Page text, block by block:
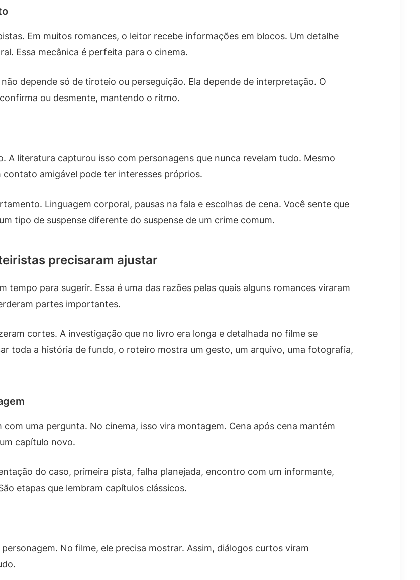
Em muitos romances, o leitor recebe informações em blocos. Um detalhe
Essa mecânica é perfeita para o cinema.
depende só de tiroteio ou perseguição. Ela depende de interpretação. O
ou desmente, mantendo o ritmo.
A literatura capturou isso com personagens que nunca revelam tudo. Mesmo
amigável pode ter interesses próprios.
Linguagem corporal, pausas na fala e escolhas de cena. Você sente que
tipo de suspense diferente do suspense de um crime comum.
precisaram ajustar
tempo para sugerir. Essa é uma das razões pelas quais alguns romances viraram
partes importantes.
cortes. A investigação que no livro era longa e detalhada no filme se
toda a história de fundo, o roteiro mostra um gesto, um arquivo, uma fotografia,
uma pergunta. No cinema, isso vira montagem. Cena após cena mantém
capítulo novo.
do caso, primeira pista, falha planejada, encontro com um informante,
etapas que lembram capítulos clássicos.
No filme, ele precisa mostrar. Assim, diálogos curtos viram